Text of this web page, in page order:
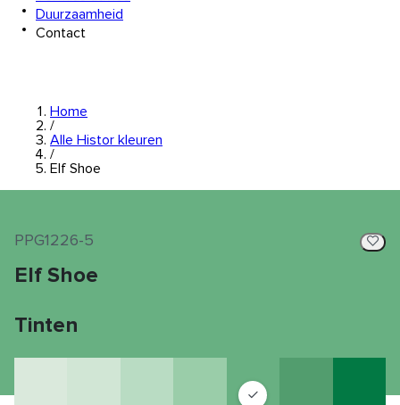
Duurzaamheid
Contact
Home
/
Alle Histor kleuren
/
Elf Shoe
PPG1226-5
Elf Shoe
Tinten